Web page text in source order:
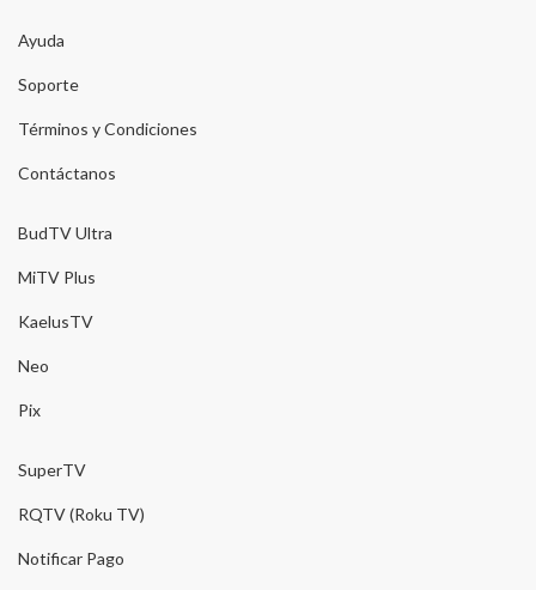
Ayuda
Soporte
Términos y Condiciones
Contáctanos
BudTV Ultra
MiTV Plus
KaelusTV
Neo
Pix
SuperTV
RQTV (Roku TV)
Notificar Pago